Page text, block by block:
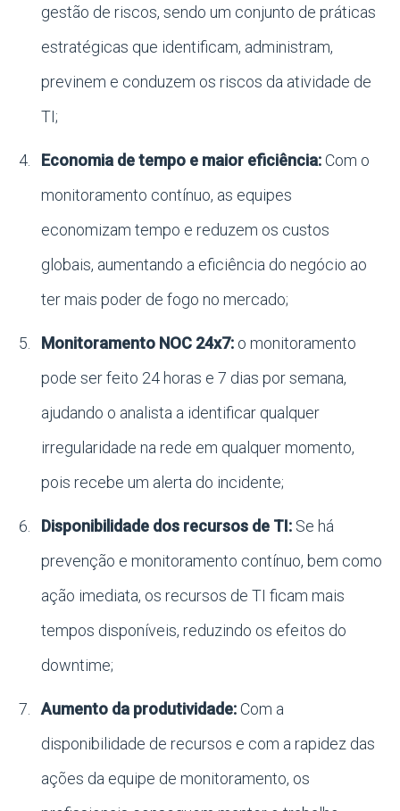
gestão de riscos, sendo um conjunto de práticas
estratégicas que identificam, administram,
previnem e conduzem os riscos da atividade de
TI;
Economia de tempo e maior eficiência:Com o
monitoramento contínuo, as equipes
economizam tempo e reduzem os custos
globais, aumentando a eficiência do negócio ao
ter mais poder de fogo no mercado;
Monitoramento NOC 24x7: o monitoramento
pode ser feito 24 horas e 7 dias por semana,
ajudando o analista a identificar qualquer
irregularidade na rede em qualquer momento,
pois recebe um alerta do incidente;
Disponibilidade dos recursos de TI: Se há
prevenção e monitoramento contínuo, bem como
ação imediata, os recursos de TI ficam mais
tempos disponíveis, reduzindo os efeitos do
downtime;
Aumento da produtividade:Com a
disponibilidade de recursos e com a rapidez das
ações da equipe de monitoramento, os